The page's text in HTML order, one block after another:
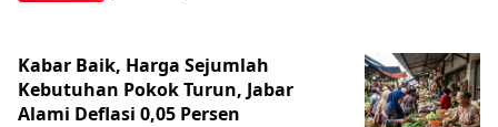
Kabar Baik, Harga Sejumlah
Kebutuhan Pokok Turun, Jabar
Alami Deflasi 0,05 Persen